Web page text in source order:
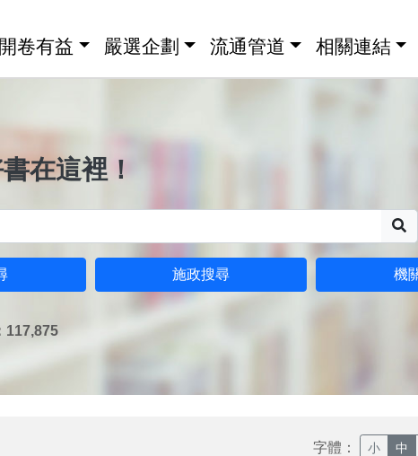
卷有益 嚴選企劃 流通管道 相關連結
在這裡！
施政搜尋 機
117,875
字體： 小 中